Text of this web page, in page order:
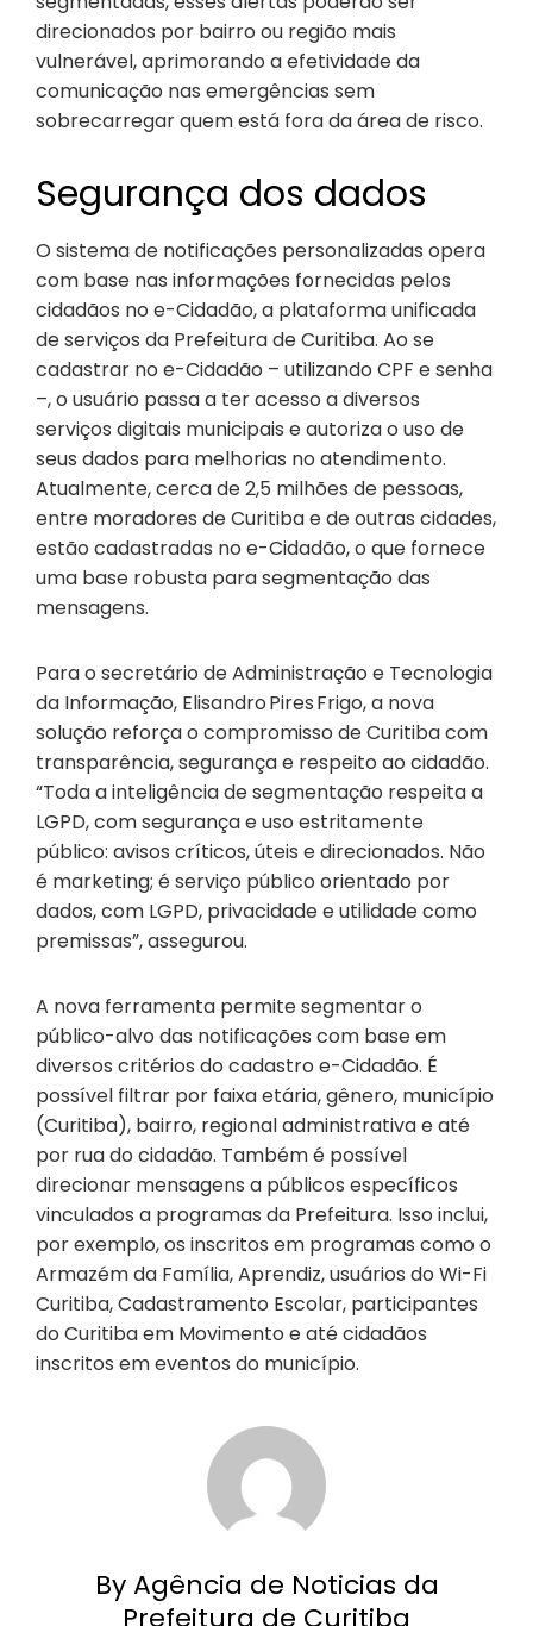
direcionados por bairro ou região mais
vulnerável, aprimorando a efetividade da
comunicação nas emergências sem
sobrecarregar quem está fora da área de risco.
Segurança dos dados
O sistema de notificações personalizadas opera
com base nas informações fornecidas pelos
cidadãos no e-Cidadão, a plataforma unificada
de serviços da Prefeitura de Curitiba. Ao se
cadastrar no e-Cidadão – utilizando CPF e senha
–, o usuário passa a ter acesso a diversos
serviços digitais municipais e autoriza o uso de
seus dados para melhorias no atendimento.
Atualmente, cerca de 2,5 milhões de pessoas,
entre moradores de Curitiba e de outras cidades,
estão cadastradas no e-Cidadão, o que fornece
uma base robusta para segmentação das
mensagens.
Para o secretário de Administração e Tecnologia
da Informação, Elisandro Pires Frigo, a nova
solução reforça o compromisso de Curitiba com
transparência, segurança e respeito ao cidadão.
“Toda a inteligência de segmentação respeita a
LGPD, com segurança e uso estritamente
público: avisos críticos, úteis e direcionados. Não
é marketing; é serviço público orientado por
dados, com LGPD, privacidade e utilidade como
premissas”, assegurou.
A nova ferramenta permite segmentar o
público-alvo das notificações com base em
diversos critérios do cadastro e-Cidadão. É
possível filtrar por faixa etária, gênero, município
(Curitiba), bairro, regional administrativa e até
por rua do cidadão. Também é possível
direcionar mensagens a públicos específicos
vinculados a programas da Prefeitura. Isso inclui,
por exemplo, os inscritos em programas como o
Armazém da Família, Aprendiz, usuários do Wi-Fi
Curitiba, Cadastramento Escolar, participantes
do Curitiba em Movimento e até cidadãos
inscritos em eventos do município.
By Agência de Noticias da
Prefeitura de Curitiba